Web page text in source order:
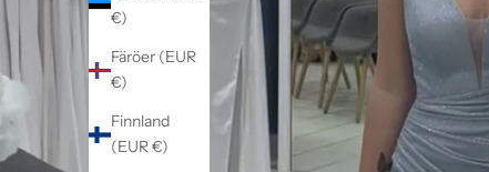
€)
Färöer (EUR
€)
Finnland
(EUR €)